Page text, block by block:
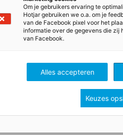
bekijken
je dan nu aan! Het is GRATIS.
Inloggen
Om je gebruikers ervaring te
Hotjar gebruiken we o.a. om je
van de Facebook pixel voor het
informatie over de gegevens die zij
van Facebook.
Alles accepteren
Keuzes